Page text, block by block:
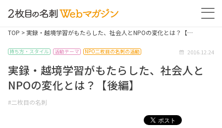
TOP > 実録・越境学習がもたらした、社会人とNPOの変化とは？【…
持ち方・スタイル 活動テーマ NPO二枚目の名刺の活動 2016.12.24
実録・越境学習がもたらした、社会人と
NPOの変化とは？【後編】
#二枚目の名刺